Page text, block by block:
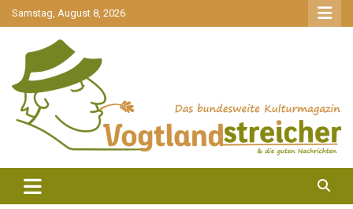
gehe
zum
Samstag, August 8, 2026
Vogtlandstreicher